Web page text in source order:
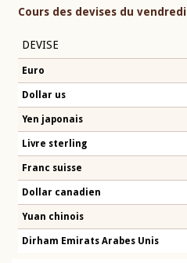
Cours des devises du
DEVISE
Euro
Dollar us
Yen japonais
Livre sterling
Franc suisse
Dollar canadien
Yuan chinois
Dirham Emirats Arabes Unis